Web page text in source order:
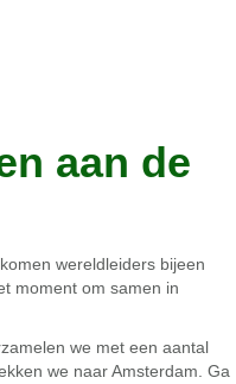
aan de
wereldleiders bijeen
moment om samen in
we met een aantal
we naar Amsterdam. Ga